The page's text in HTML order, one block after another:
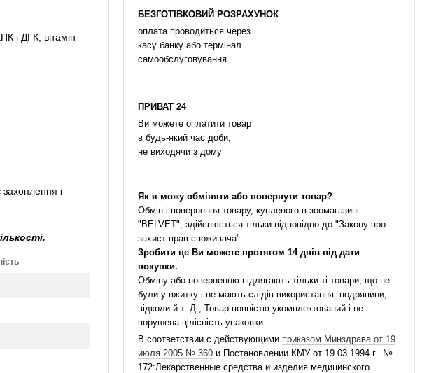
і ДГК, вітамін
і
БЕЗГОТІВКОВИЙ РОЗРАХУНОК
оплата проводиться через
касу банку або термінал
самообслуговування
ПРИВАТ 24
Ви можете оплатити товар
в будь-який час доби,
не виходячи з дому
Як я можу обміняти або повернути товар?
Обмін і повернення товару, купленого в зоомагазині
"BELVET", здійснюється тільки відповідно до "Закону про
захист прав споживача".
Зробити це Ви можете протягом 14 днів від дати
покупки.
Обміну або поверненню підлягають тільки ті товари, що не
були у вжитку і не мають слідів використання: подряпини,
відколи й т. Д., Товар повністю укомплектований і не
порушена цілісність упаковки.
В соответствии с действующими приказом Минздрава от 19
июля 2005 № 360и Постановлении КМУ от 19.03.1994 г.. №
172:Лекарственные средства и изделия медицинского